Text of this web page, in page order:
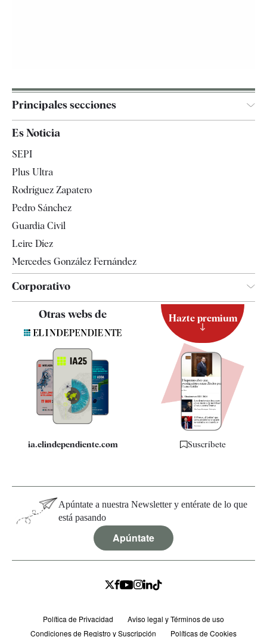
Principales secciones
España
Televisión
Es Noticia
SEPI
Plus Ultra
Rodríguez Zapatero
Pedro Sánchez
Guardia Civil
Leire Díez
Mercedes González Fernández
Corporativo
Contacto
Quiénes somos
Especificaciones
Otras webs de
ia.elindependiente.com
Hazte premium
Suscríbete
Apúntate a nuestra Newsletter y entérate de lo que
está pasando
Apúntate
Política de Privacidad
Aviso legal y Términos de uso
Condiciones de Registro y Suscripción
Políticas de Cookies